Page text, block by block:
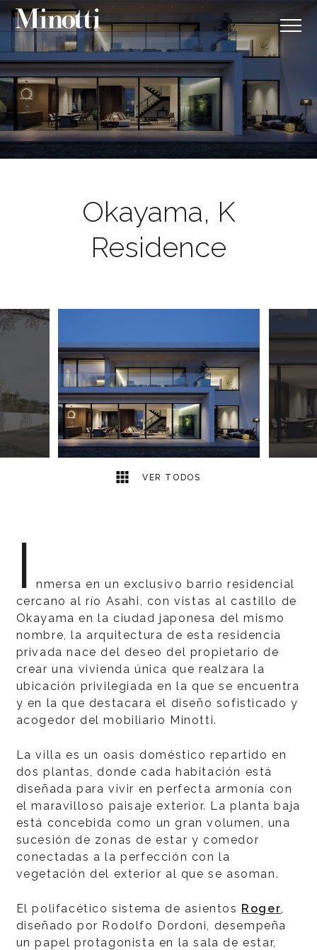
Okayama, K
Residence
VER TODOS
I
nmersa en un exclusivo barrio residencial
cercano al río Asahi, con vistas al castillo de
Okayama en la ciudad japonesa del mismo
nombre, la arquitectura de esta residencia
privada nace del deseo del propietario de
crear una vivienda única que realzara la
ubicación privilegiada en la que se encuentra
y en la que destacara el diseño sofisticado y
acogedor del mobiliario Minotti.
La villa es un oasis doméstico repartido en
dos plantas, donde cada habitación está
diseñada para vivir en perfecta armonía con
el maravilloso paisaje exterior. La planta baja
está concebida como un gran volumen, una
sucesión de zonas de estar y comedor
conectadas a la perfección con la
vegetación del exterior al que se asoman.
El polifacético sistema de asientos Roger,
diseñado por Rodolfo Dordoni, desempeña
un papel protagonista en la sala de estar,